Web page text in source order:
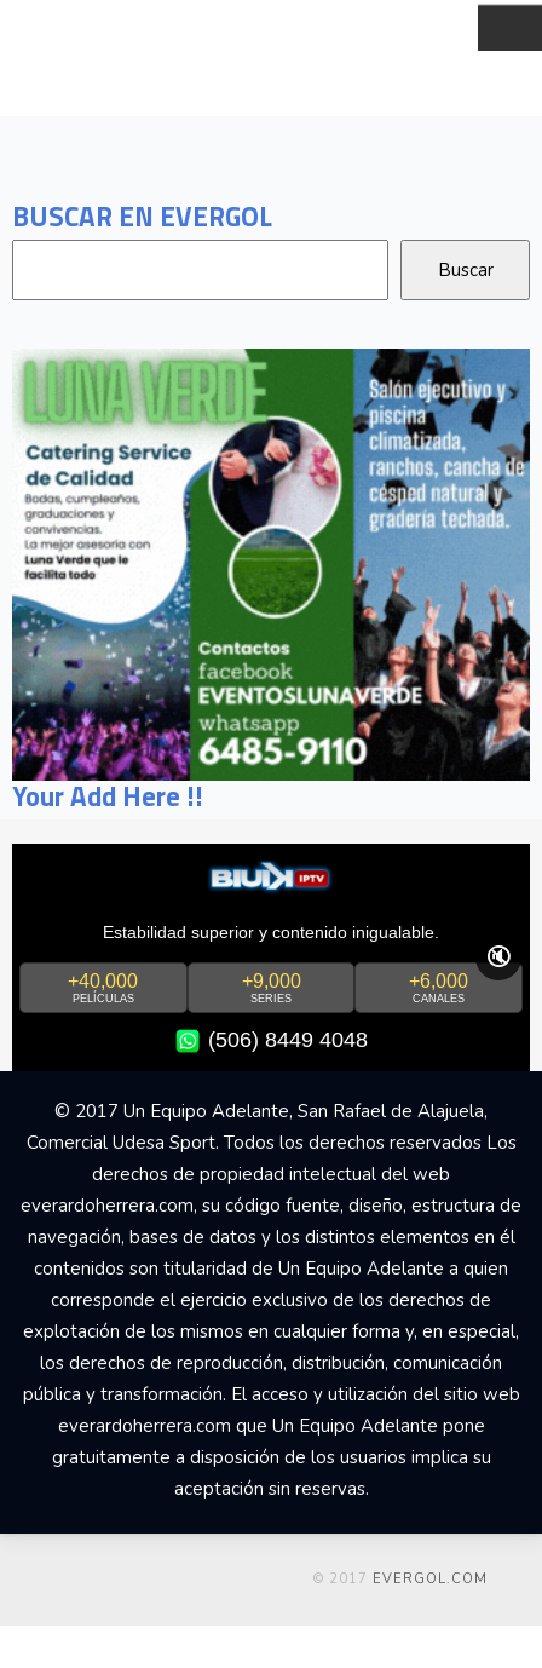
BUSCAR EN EVERGOL
Your Add Here !!
Estabilidad superior y contenido inigualable.
+40,000
PELÍCULAS
+9,000
SERIES
+6,000
CANALES
(506) 8449 4048
🔇
© 2017 Un Equipo Adelante, San Rafael de Alajuela,
Comercial Udesa Sport. Todos los derechos reservados Los
derechos de propiedad intelectual del web
everardoherrera.com, su código fuente, diseño, estructura de
navegación, bases de datos y los distintos elementos en él
contenidos son titularidad de Un Equipo Adelante a quien
corresponde el ejercicio exclusivo de los derechos de
explotación de los mismos en cualquier forma y, en especial,
los derechos de reproducción, distribución, comunicación
pública y transformación. El acceso y utilización del sitio web
everardoherrera.com que Un Equipo Adelante pone
gratuitamente a disposición de los usuarios implica su
aceptación sin reservas.
© 2017 EVERGOL.COM